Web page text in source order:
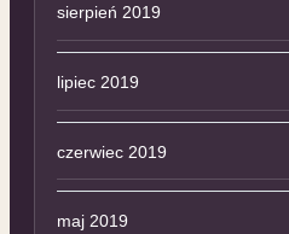
sierpień 2019
lipiec 2019
czerwiec 2019
maj 2019